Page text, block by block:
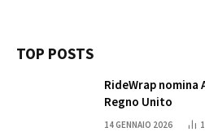
TOP POSTS
RideWrap nomina
Regno Unito
14 GENNAIO 2026